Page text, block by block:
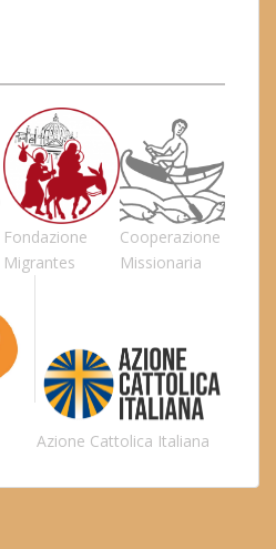
Fondazione
Migrantes
Cooperazione
Missionaria
Azione Cattolica Italiana